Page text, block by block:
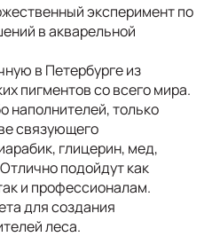
эксперимент по
в акварельной
в Петербурге из
пигментов со всего мира.
наполнителей, только
связующего
глицерин, мед,
подойдут как
и профессионалам.
для создания
леса.